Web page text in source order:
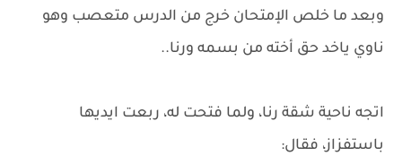
وبعد ما خلص الإمتحان خرج من الدرس متعصب وهو
ناوي ياخد حق أخته من بسمه ورنا..
اتجه ناحية شقة رنا، ولما فتحت له، ربعت ايديها
باستفزاز، فقال: